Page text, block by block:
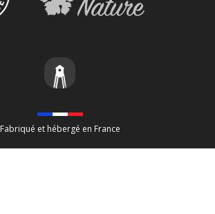
Fabriqué et hébergé en France